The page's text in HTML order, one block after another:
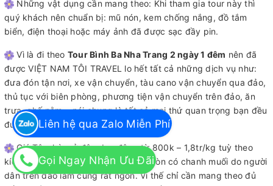
Những vật dụng cần mang theo: Khi tham gia tour này thì
quý khách nên chuẩn bị: mũ nón, kem chống nắng, đồ tắm
biển, điện thoại hoặc máy ảnh đã được sạc đầy pin.
Vì là đi theo Tour Bình Ba Nha Trang 2 ngày 1 đêm nên đã
được VIỆT NAM TÔI TRAVEL lo hết tất cả những dịch vụ như:
đưa đón tận nơi, xe vận chuyển, tàu cano vận chuyển qua đảo,
thủ tục với biên phòng, phương tiện vận chuyển trên đảo, ăn
trưa, ghế nằm… nói chung là tất cả mọi thứ quan trọng bạn đều
được lo chu toàn hết.
Giá Tôm hùm ở đây dao động từ 800k – 1,8tr/kg tuỳ theo
kích cỡ và loại tôm. Ngoài ra ở đây còn có chanh muối do người
dân trên đảo làm cũng rất ngon. Vì thế chỉ cần mang theo đủ
Gọi Ngay Nhận Ưu Đãi
Liên hệ qua Zalo Miễn Phí